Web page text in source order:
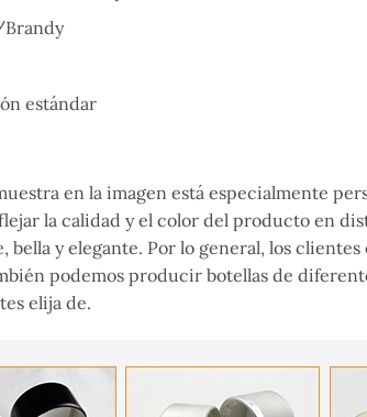
estándar
en la imagen está especialmente
la calidad y el color del producto en
bella y elegante. Por lo general, los clientes
podemos producir botellas de
elija de.